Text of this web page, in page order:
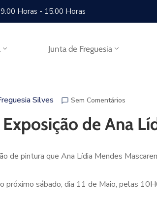
Horas - 15.00 Horas
Junta de Freguesia
Silves Sem Comentários
Exposição de Ana
de pintura que Ana Lídia Mendes
próximo sábado, dia 11 de Maio, pelas